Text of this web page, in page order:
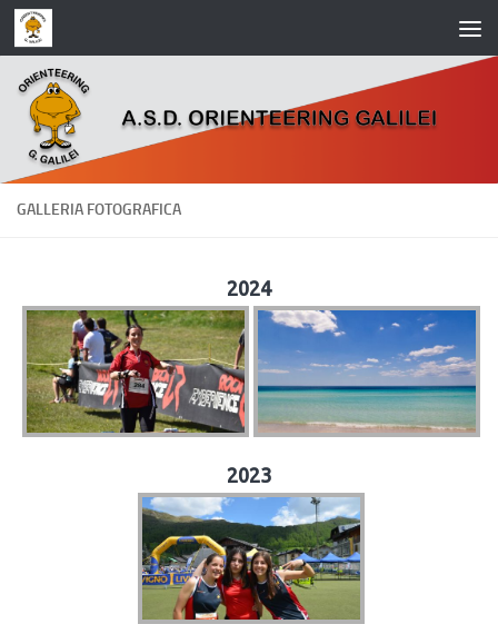
Salta al contenuto
GALLERIA FOTOGRAFICA
2024
2023